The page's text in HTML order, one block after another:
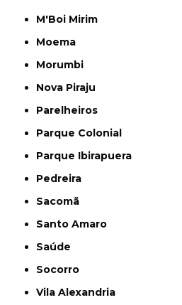
M'Boi Mirim
Moema
Morumbi
Nova Piraju
Parelheiros
Parque Colonial
Parque Ibirapuera
Pedreira
Sacomã
Santo Amaro
Saúde
Socorro
Vila Alexandria